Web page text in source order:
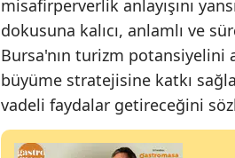
misafirperverlik anlayışını
dokusuna kalıcı, anlamlı ve
Bursa'nın turizm potansiyelini
büyüme stratejisine katkı
vadeli faydalar getireceğini